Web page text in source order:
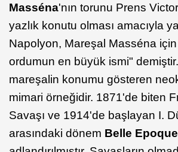
Masséna'nın torunu Prens
yazlık konutu olması amacıyla
Napolyon, Mareşal Masséna
ordumun en büyük ismi"
mareşalin konumu gösteren
mimari örneğidir. 1871'de biten
Savaşı ve 1914'de başlayan I.
arasındaki dönem Belle Epoque